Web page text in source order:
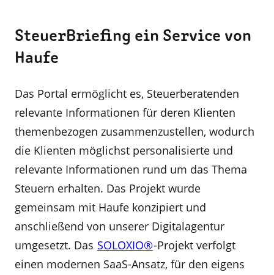
SteuerBriefing ein Service von
Haufe
Das Portal ermöglicht es, Steuerberatenden
relevante Informationen für deren Klienten
themenbezogen zusammenzustellen, wodurch
die Klienten möglichst personalisierte und
relevante Informationen rund um das Thema
Steuern erhalten. Das Projekt wurde
gemeinsam mit Haufe konzipiert und
anschließend von unserer Digitalagentur
umgesetzt. Das SOLOXIO®-Projekt verfolgt
einen modernen SaaS-Ansatz, für den eigens